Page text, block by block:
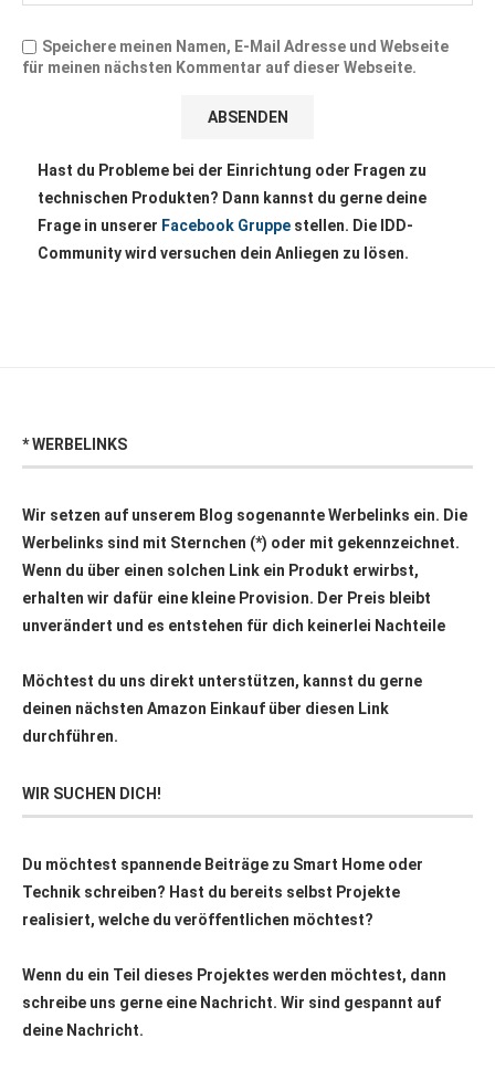
Speichere meinen Namen, E-Mail Adresse und Webseite
für meinen nächsten Kommentar auf dieser Webseite.
Hast du Probleme bei der Einrichtung oder Fragen zu
technischen Produkten? Dann kannst du gerne deine
Frage in unserer Facebook Gruppe stellen. Die IDD-
Community wird versuchen dein Anliegen zu lösen.
* WERBELINKS
Wir setzen auf unserem Blog sogenannte Werbelinks ein. Die
Werbelinks sind mit Sternchen (*) oder mit gekennzeichnet.
Wenn du über einen solchen Link ein Produkt erwirbst,
erhalten wir dafür eine kleine Provision. Der Preis bleibt
unverändert und es entstehen für dich keinerlei Nachteile
Möchtest du uns direkt unterstützen, kannst du gerne
deinen nächsten Amazon Einkauf über diesen Link
durchführen.
WIR SUCHEN DICH!
Du möchtest spannende Beiträge zu Smart Home oder
Technik schreiben? Hast du bereits selbst Projekte
realisiert, welche du veröffentlichen möchtest?
Wenn du ein Teil dieses Projektes werden möchtest, dann
schreibe uns gerne eine Nachricht. Wir sind gespannt auf
deine Nachricht.